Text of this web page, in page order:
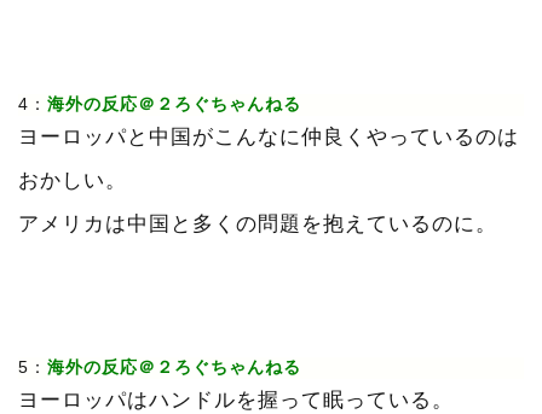
4： 海外の反応＠２ろぐちゃんねる
ヨーロッパと中国がこんなに仲良くやっているのは
おかしい。
アメリカは中国と多くの問題を抱えているのに。
5： 海外の反応＠２ろぐちゃんねる
ヨーロッパはハンドルを握って眠っている。